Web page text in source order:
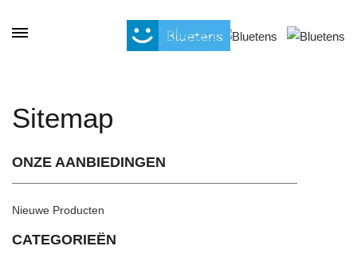
Sitemap
ONZE AANBIEDINGEN
Nieuwe Producten
CATEGORIEËN